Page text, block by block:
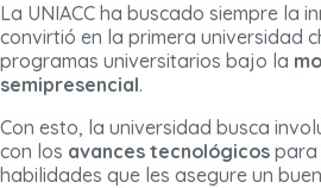
La UNIACC ha buscado siempre la
convirtió en la primera universidad
programas universitarios bajo la
semipresencial.
Con esto, la universidad busca
con los avances tecnológicos para
habilidades que les asegure un